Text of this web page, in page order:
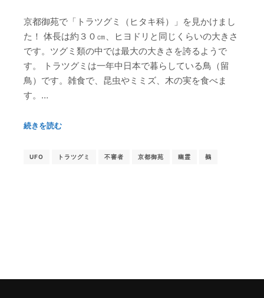
京都御苑で「トラツグミ（ヒタキ科）」を見かけまし
た！ 体長は約３０㎝、ヒヨドリと同じくらいの大きさ
です。ツグミ類の中では最大の大きさを誇るようで
す。 トラツグミは一年中日本で暮らしている鳥（留
鳥）です。雑食で、昆虫やミミズ、木の実を食べま
す。…
続きを読む
UFO トラツグミ 不審者 京都御苑 幽霊 鵺